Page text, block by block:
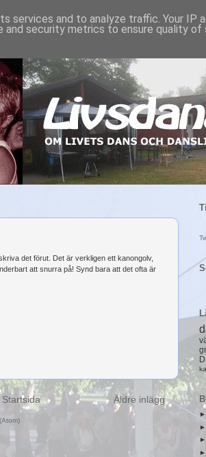
det förut. Det är verkligen ett kanongolv,
att snurra på! Synd bara att det ofta är
Äldre inlägg
Startsida
►
►
►
►
services and to analyze traffic. Your IP
and security metrics to ensure quality of